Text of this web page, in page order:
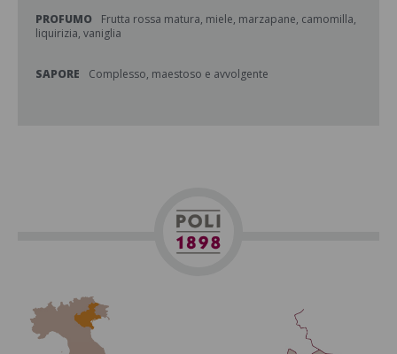
PROFUMO
Frutta rossa matura, miele, marzapane, camomilla,
liquirizia, vaniglia
SAPORE Complesso, maestoso e avvolgente